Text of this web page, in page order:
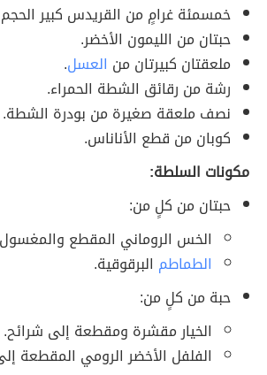
خمسمئة غرامٍ من القريدس كبير
حبتان من الليمون الأخضر.
ملعقتان كبيرتان من العسل.
رشة من رقائق الشطة الحمراء.
نصف ملعقة صغيرة من بودرة الشطة.
كوبان من قطع الأناناس.
مكونات السلطة:
حبتان من كلٍ من:
الخس الروماني المقطع
الطماطم البرقوقية.
حبة من كلٍ من:
الخيار مقشرة ومقطعة إلى شرائح.
الفلفل الأخضر الرومي المقطعة